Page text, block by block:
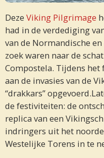
Deze Viking Pilgrimage
had in de verdediging
van de Normandische
zoek waren naar de
Compostela. Tijdens
aan de invasies van de
“drakkars”
de festiviteiten: de
replica van een
indringers uit het
Westelijke Torens in te